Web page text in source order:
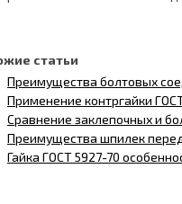
статьи
Преимущества болтовых
Применение контргайки
Сравнение заклепочных и
Преимущества шпилек
Гайка ГОСТ 5927-70